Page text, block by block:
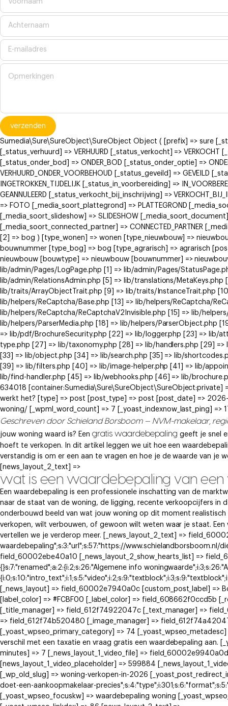
verzenden
Sumedia\Sure\SureObject\SureObject Object ( [prefix] => sure
[_status_verhuurd] => VERHUURD [_status_verkocht] =>
[_status_onder_bod] => ONDER_BOD [_status_onder_optie] =>
VERHUURD_ONDER_VOORBEHOUD [_status_geveild] => GEVEILD
INGETROKKEN_TIJDELIJK [_status_in_voorbereiding] =>
GEANNULEERD [_status_verkocht_bij_inschrijving] =>
=> FOTO [_media_soort_plattegrond] => PLATTEGROND
[_media_soort_slideshow] => SLIDESHOW
[_media_soort_connected_partner] => CONNECTED_PARTNER
[2] => bog ) [type_wonen] => wonen [type_nieuwbouw] =>
bouwnummer [type_bog] => bog [type_agrarisch] => agrarisch
nieuwbouw [bouwtype] => nieuwbouw [bouwnummer] =>
lib/admin/Pages/LogPage.php [1] => lib/admin/Pages/
lib/admin/RelationsAdmin.php [5] => lib/translations/
lib/traits/ArrayObjectTrait.php [9] => lib/traits/InstanceTrait.php
lib/helpers/ReCaptcha/Base.php [13] => lib/helpers/ReCaptcha/
lib/helpers/ReCaptcha/ReCaptchaV2Invisible.php [15] => lib/
lib/helpers/ParserMedia.php [18] => lib/helpers/ParserObject.php
=> lib/pdf/BrochureSecurity.php [22] => lib/logger.php [23] => lib/
type.php [27] => lib/taxonomy.php [28] => lib/handlers.php [29]
[33] => lib/object.php [34] => lib/search.php [35] => lib/
[39] => lib/filters.php [40] => lib/image-helper.php [41] => lib/
lib/find-handler.php [45] => lib/webhooks.php [46] => lib/
634018 [container:Sumedia\Sure\SureObject\SureObject:private]
werkt het? [type] => post [post_type] => post [post_date] =>
woning/ [_wpml_word_count] => 7 [_yoast_indexnow_last_ping]
Geschreven door Schieland Borsboom — NVM-makelaar,
jouw woning waard is? Een gratis waardebepaling geeft je snel
hoeft te verkopen. In dit artikel leggen we uit hoe een
verstandig is om er een aan te vragen en hoe je de waarde van je
[news_layout_2_text] =>
wat is een waardebepaling van een
Een waardebepaling is een professionele inschatting van de
naar de staat van de woning, de ligging, recente verkoopcijfers in
onderbouwd beeld van wat jouw woning op dit moment
verkopen, wilt verbouwen, of gewoon wilt weten waar je staat.
vertellen we je verderop meer. [_news_layout_2_text] =>
waardebepaling";s:3:"url";s:57:"https://www.schielandborsboom.nl/
field_60002ebe40a10 [_news_layout_2_show_hearts_list] =>
{}s:7:"renamed";a:2:{i:2;s:26:"Algemene info
[_news_layout] => field_60002e7940a0c [custom_post_label] =>
[label_color] => #FCBF00 [_label_color] => field_608662f0ccd5b
[_title_manager] => field_612f74922047c [_text_manager] =>
=> field_612f74b520480 [_image_manager] =>
[_yoast_wpseo_primary_category] => 74
verschil met een taxatie en vraag gratis een waardebepaling aan.
minutes] => 7 [_news_layout_1_video_file] =>
[news_layout_1_video_placeholder] => 599884
[_wp_old_slug] => woning-verkopen-in-2026
doet-een-aankoopmakelaar-
[_yoast_wpseo_focuskw] => waardebepaling woning